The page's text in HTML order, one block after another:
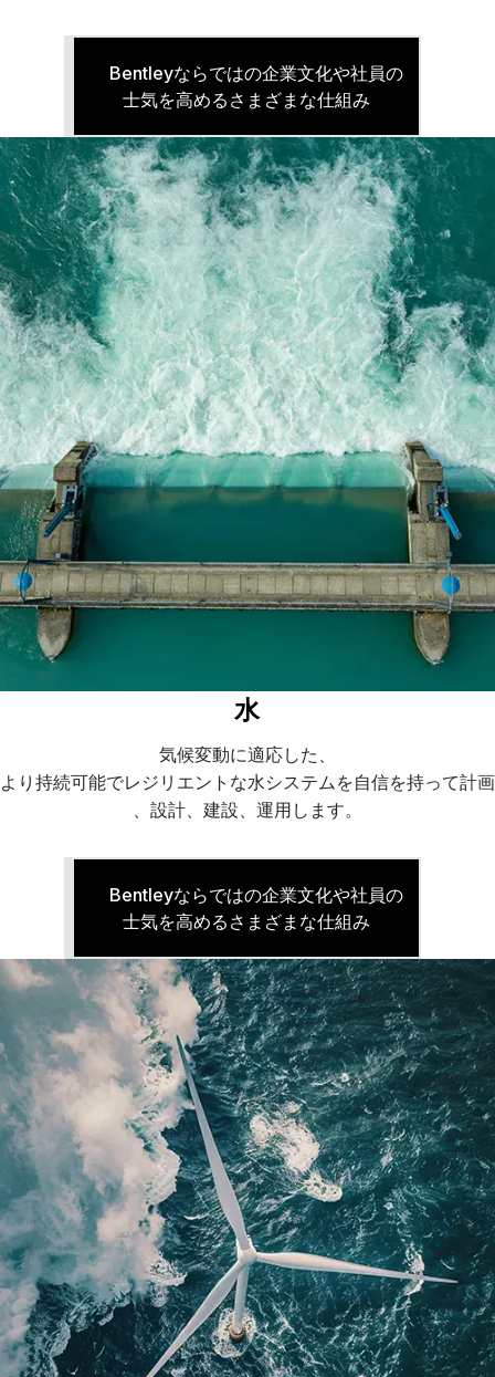
Bentleyならではの企業文化や社員の
士気を高めるさまざまな仕組み
水
気候変動に適応した、
より持続可能でレジリエントな水システムを自信を持って計画
、設計、建設、運用します。
Bentleyならではの企業文化や社員の
士気を高めるさまざまな仕組み